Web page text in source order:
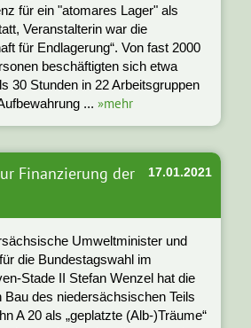
für ein "atomares Lager" als
Veranstalterin war die
für Endlagerung“. Von fast 2000
beschäftigten sich etwa
30 Stunden in 22 Arbeitsgruppen
...»mehr
17.01.2021
Finanzierung der
Umweltminister und
die Bundestagswahl im
Stade II Stefan Wenzel hat die
Bau des niedersächsischen Teils
A 20 als „geplatzte (Alb-)Träume“